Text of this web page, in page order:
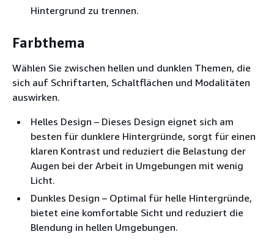
Hintergrund zu trennen.
Farbthema
Wählen Sie zwischen hellen und dunklen Themen, die
sich auf Schriftarten, Schaltflächen und Modalitäten
auswirken.
Helles Design – Dieses Design eignet sich am
besten für dunklere Hintergründe, sorgt für einen
klaren Kontrast und reduziert die Belastung der
Augen bei der Arbeit in Umgebungen mit wenig
Licht.
Dunkles Design – Optimal für helle Hintergründe,
bietet eine komfortable Sicht und reduziert die
Blendung in hellen Umgebungen.